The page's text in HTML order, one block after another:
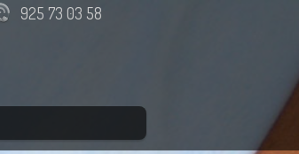
925 73 03 58